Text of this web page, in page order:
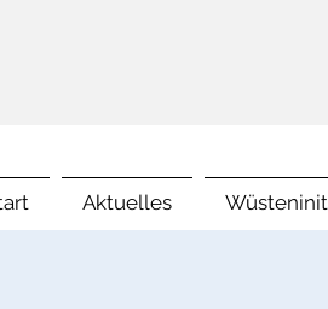
Aktuelles